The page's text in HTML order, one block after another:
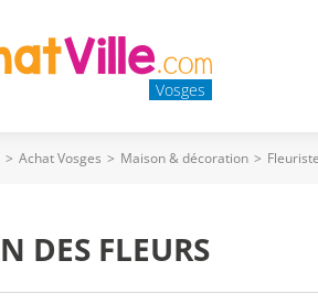
Vosges
> Achat Vosges > Maison & décoration >
DES FLEURS